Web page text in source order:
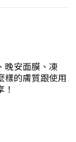
晚安面膜、凍
樣的膚質跟使用